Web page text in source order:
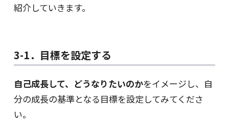
紹介していきます。
3-1．目標を設定する
自己成長して、どうなりたいのかをイメージし、自
分の成長の基準となる目標を設定してみてくださ
い。